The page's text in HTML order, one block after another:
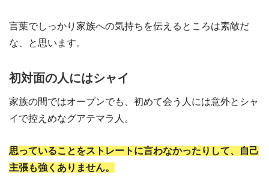
言葉でしっかり家族への気持ちを伝えるところは素敵だ
な、と思います。
初対面の人にはシャイ
家族の間ではオープンでも、初めて会う人には意外とシャ
イで控えめなグアテマラ人。
思っていることをストレートに言わなかったりして、自己
主張も強くありません。